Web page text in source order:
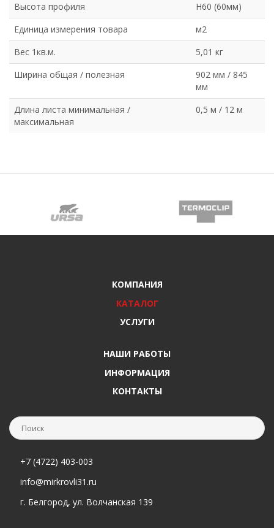
Высота профиля
Н60 (60мм)
Единица измерения товара
м2
Вес 1кв.м.
5,01 кг
Ширина общая / полезная
902 мм / 845
мм
Длина листа минимальная /
максимальная
0,5 м / 12 м
КОМПАНИЯ
КАТАЛОГ
УСЛУГИ
НАШИ РАБОТЫ
ИНФОРМАЦИЯ
КОНТАКТЫ
+7 (4722) 403-003
info@mirkrovli31.ru
г. Белгород, ул. Волчанская 139